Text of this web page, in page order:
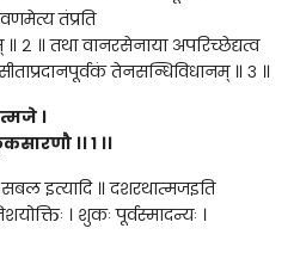
तंप्रति
२ ॥ तथा वानरसेनाया अपरिच्छेद्यत्व
तेनसन्धिविधानम् ॥ ३ ॥
।
।।१ ।।
इत्यादि ॥ दशरथात्मजइति
। शुकः पूर्वस्मादन्यः ।